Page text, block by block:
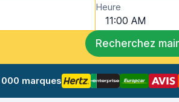
Heure
11:00 AM
Recherchez
000 marques